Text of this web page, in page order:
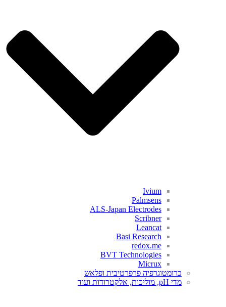
Ivium
Palmsens
ALS-Japan Electrodes
Scribner
Leancat
Basi Research
redox.me
BVT Technologies
Micrux
כרומטוגרפיה פרפרטיבית ופלאש
מדי pH, מוליכות, אלקטרודות ועוד